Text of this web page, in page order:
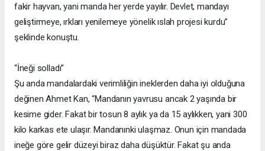
fakir hayvan, yani manda her yerde yayılır. Devlet, mandayı
geliştirmeye, ırkları yenilemeye yönelik ıslah projesi kurdu”
şeklinde konuştu.
“İneği solladı”
Şu anda mandalardaki verimliliğin ineklerden daha iyi olduğuna
değinen Ahmet Kan, “Mandanın yavrusu ancak 2 yaşında bir
kesime gider. Fakat bir tosun 8 aylık ya da 15 aylıkken, yani 300
kilo karkas ete ulaşır. Mandanınki ulaşmaz. Onun için mandada
ineğe göre gelir düzeyi biraz daha düşüktür. Fakat şu anda